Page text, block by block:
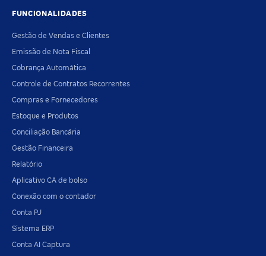
FUNCIONALIDADES
Gestão de Vendas e Clientes
Emissão de Nota Fiscal
Cobrança Automática
Controle de Contratos Recorrentes
Compras e Fornecedores
Estoque e Produtos
Conciliação Bancária
Gestão Financeira
Relatório
Aplicativo CA de bolso
Conexão com o contador
Conta PJ
Sistema ERP
Conta AI Captura